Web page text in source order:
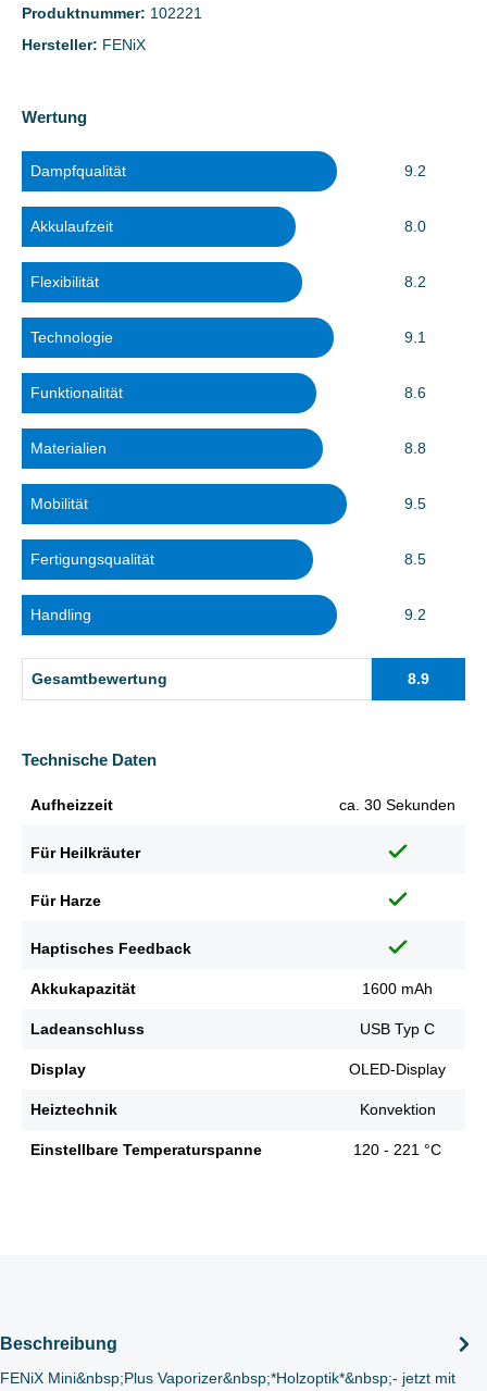
Produktnummer: 102221
Hersteller: FENiX
Wertung
Dampfqualität 9.2
Akkulaufzeit 8.0
Flexibilität 8.2
Technologie 9.1
Funktionalität 8.6
Materialien 8.8
Mobilität 9.5
Fertigungsqualität 8.5
Handling 9.2
Gesamtbewertung 8.9
Technische Daten
Aufheizzeit ca. 30 Sekunden
Für Heilkräuter
Für Harze
Haptisches Feedback
Akkukapazität 1600 mAh
Ladeanschluss USB Typ C
Display OLED-Display
Heiztechnik Konvektion
Einstellbare Temperaturspanne 120 - 221 °C
Beschreibung
FENiX Mini&nbsp;Plus Vaporizer&nbsp;*Holzoptik*&nbsp;- jetzt mit